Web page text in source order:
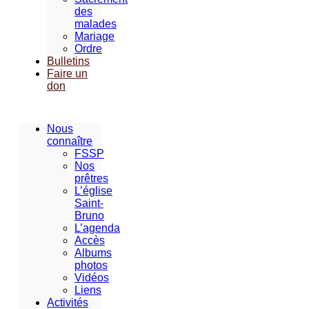
des
malades
Mariage
Ordre
Bulletins
Faire un
don
Nous
connaître
FSSP
Nos
prêtres
L’église
Saint-
Bruno
L’agenda
Accès
Albums
photos
Vidéos
Liens
Activités